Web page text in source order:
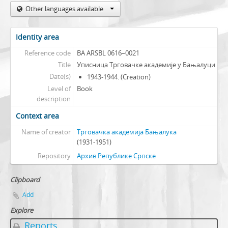
Other languages available
Identity area
Reference code
BA ARSBL 0616–0021
Title
Уписница Трговачке академије у Бањалуци
Date(s)
1943-1944. (Creation)
Level of
description
Book
Context area
Name of creator
Трговачка академија Бањалука
(1931-1951)
Repository
Архив Републике Српске
Clipboard
Add
Explore
Reports